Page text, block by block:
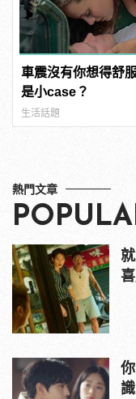
車震沒有你想得舒
是小case？
生活話題
熱門文章